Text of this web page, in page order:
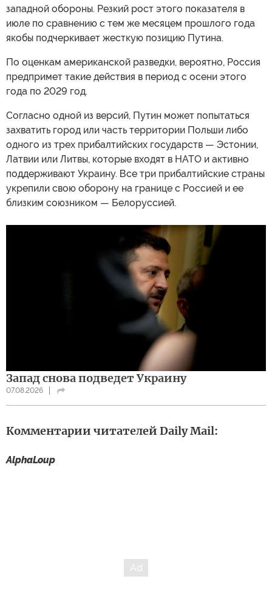
западной обороны. Резкий рост этого показателя в
июле по сравнению с тем же месяцем прошлого года
якобы подчеркивает жесткую позицию Путина.
По оценкам американской разведки, вероятно, Россия
предпримет такие действия в период с осени этого
года по 2029 год.
Согласно одной из версий, Путин может попытаться
захватить город или часть территории Польши либо
одного из трех прибалтийских государств — Эстонии,
Латвии или Литвы, которые входят в НАТО и активно
поддерживают Украину. Все три прибалтийские страны
укрепили свою оборону на границе с Россией и ее
близким союзником — Белоруссией.
Запад снова подведет Украину
07.08.2026
Комментарии читателей Daily Mail:
AlphaLoup